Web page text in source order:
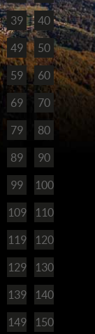
39 40
49 50
59 60
69 70
79 80
89 90
99 100
109 110
119 120
129 130
139 140
149 150